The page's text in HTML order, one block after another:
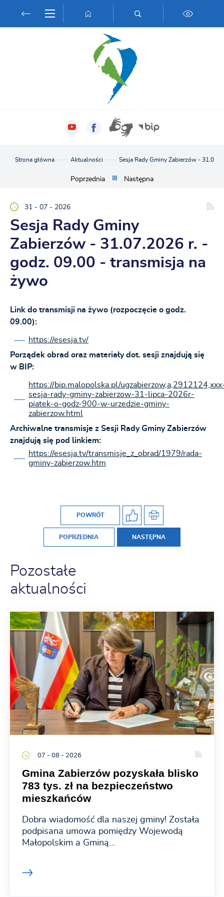
Przejdź do wyszukiwarki.
Przejdź do ustawień wielkości czcionki.
Włącz wersję kontrastową strony.
Strona główna Aktualności Sesja Rady Gminy Zabierzów -
Poprzednia Następna
31 - 07 - 2026
Sesja Rady Gminy
Zabierzów - 31.07.2026 r. -
godz. 09.00 - transmisja na
żywo
Link do transmisji na żywo (rozpoczęcie o godz.
09.00):
https://esesja.tv/
Porządek obrad oraz materiały dot. sesji znajdują się
w BIP:
https://bip.malopolska.pl/
sesja-rady-gminy-zabierzow-31-lipca-2026r-
piatek-o-godz-900-w-urzedzie-gminy-
zabierzow.html
Archiwalne transmisje z Sesji Rady Gminy Zabierzów
znajdują się pod linkiem:
https://esesja.tv/transmisje_z_obrad/1979/rada-
gminy-zabierzow.htm
POWRÓT
POPRZEDNIA NASTĘPNA
Pozostałe
aktualności
07 - 08 - 2026
Gmina Zabierzów pozyskała blisko
783 tys. zł na bezpieczeństwo
mieszkańców
Dobra wiadomość dla naszej gminy! Została
podpisana umowa pomiędzy Wojewodą
Małopolskim a Gminą...